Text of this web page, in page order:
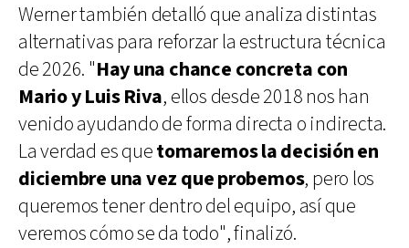
Werner también detalló que analiza distintas
alternativas para reforzar la estructura técnica
de 2026. "Hay una chance concreta con
Mario y Luis Riva, ellos desde 2018 nos han
venido ayudando de forma directa o indirecta.
La verdad es quetomaremos la decisión en
diciembre una vez que probemos, pero los
queremos tener dentro del equipo, así que
veremos cómo se da todo", finalizó.